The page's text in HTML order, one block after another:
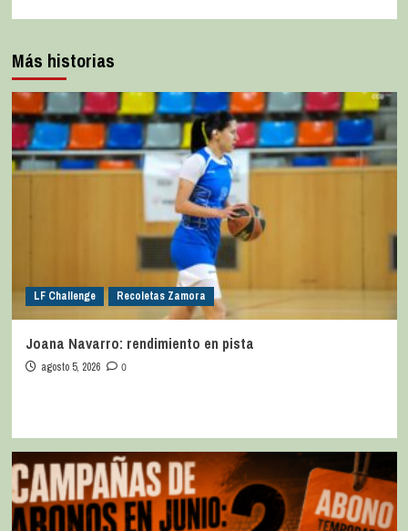
Más historias
LF Challenge Recoletas Zamora
Joana Navarro: rendimiento en pista
agosto 5, 2026 0